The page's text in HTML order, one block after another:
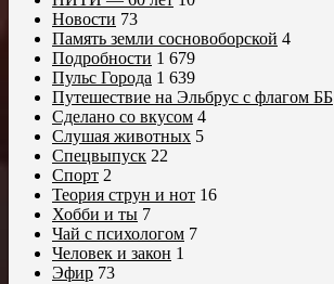
Новости 73
Память земли сосновоборской 4
Подробности 1 679
Пульс Города 1 639
Путешествие на Эльбрус с флагом ББ
Сделано со вкусом 4
Слушая животных 5
Спецвыпуск 22
Спорт 2
Теория струн и нот 16
Хобби и ты 7
Чай с психологом 7
Человек и закон 1
Эфир 73